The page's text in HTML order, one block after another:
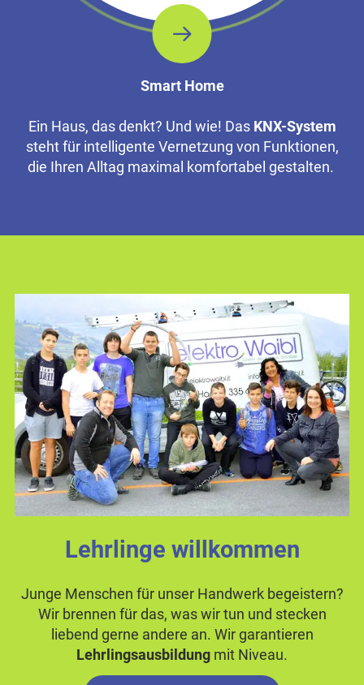
Smart Home
Ein Haus, das denkt? Und wie! Das KNX-System
steht für intelligente Vernetzung von Funktionen,
die Ihren Alltag maximal komfortabel gestalten.
Lehrlinge willkommen
Junge Menschen für unser Handwerk begeistern?
Wir brennen für das, was wir tun und stecken
liebend gerne andere an. Wir garantieren
Lehrlingsausbildung mit Niveau.